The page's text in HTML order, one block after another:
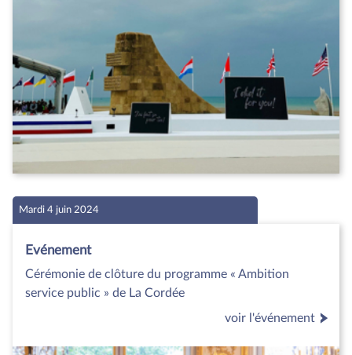
Mardi 4 juin 2024
Evénement
Cérémonie de clôture du programme « Ambition
service public » de La Cordée
voir l'événement